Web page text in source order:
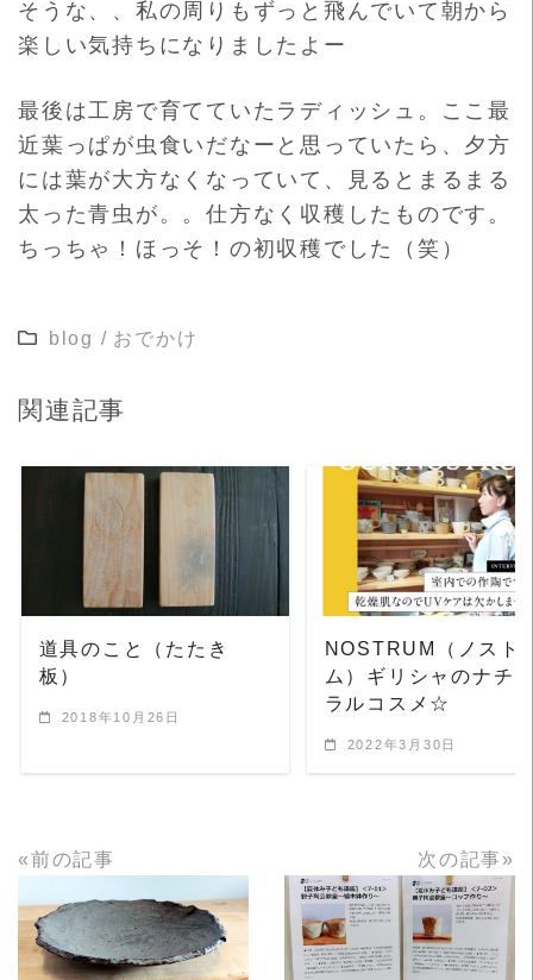
そうな、、私の周りもずっと飛んでいて朝から
楽しい気持ちになりましたよー
最後は工房で育てていたラディッシュ。ここ最
近葉っぱが虫食いだなーと思っていたら、夕方
には葉が大方なくなっていて、見るとまるまる
太った青虫が。。仕方なく収穫したものです。
ちっちゃ！ほっそ！の初収穫でした（笑）
blog / おでかけ
関連記事
READ MORE
道具のこと（たたき
板）
2018年10月26日
READ MORE
NOSTRUM（ノスト
ム）ギリシャのナチ
ラルコスメ☆
2022年3月30日
«前の記事
READ MORE
次の記事»
READ MORE